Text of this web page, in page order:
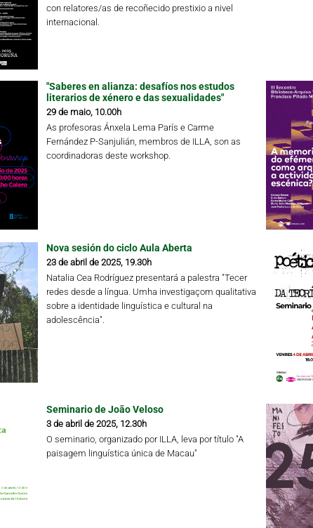
con relatores/as de recoñecido prestixio a nivel
internacional.
"Saberes en alianza: desafíos nos estudos
literarios de xénero e das sexualidades"
29 de maio, 10.00h
As profesoras Ánxela Lema París e Carme
Fernández P-Sanjulián, membros de ILLA, son as
coordinadoras deste workshop.
Nova sesión do ciclo Aula Aberta
23 de abril de 2025, 19.30h
Natalia Cea Rodríguez presentará a palestra "Tecer
redes desde a língua. Umha investigaçom qualitativa
sobre a identidade linguística e cultural na
adolescência".
Seminario de João Veloso
3 de abril de 2025, 12.30h
O seminario, organizado por ILLA, leva por título "A
paisagem linguística única de Macau"